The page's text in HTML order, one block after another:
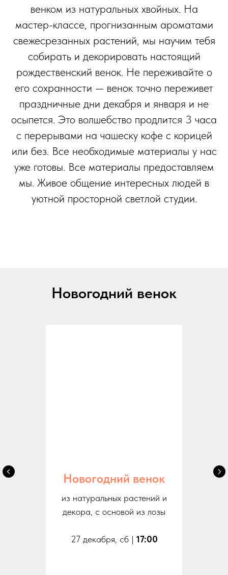
венком из натуральных хвойных. На
мастер-классе, прогнизанным ароматами
свежесрезанных растений, мы научим тебя
собирать и декорировать настоящий
рождественский венок. Не переживайте о
его сохранности — венок точно переживет
праздничные дни декабря и января и не
осыпется. Это волшебство продлится 3 часа
с перерывами на чашеску кофе с корицей
или без. Все необходимые материалы у нас
уже готовы. Все материалы предоставляем
мы. Живое общение интересных людей в
уютной просторной светлой студии.
Новогодний венок
Новогодний венок
из натуральных растений и
декора, с основой из лозы
27 декабря, сб | 17:00